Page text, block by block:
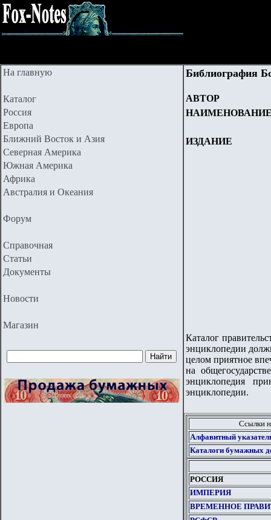
На главную
Каталог
Россия
Европа
Ближний Восток и Азия
Северная Америка
Южная Америка
Африка
Австралия и Океания
Форум
Справочная
Статьи
Документы
Новости
Магазин
Библиография
АВТОР
ИЗДАНИЕ
Каталог
энциклопедии
целом приятное
на
энциклопедия
энциклопедии.
Ссылки
Алфавитный
Каталоги бумажных
РОССИЯ
ИМПЕРИЯ
ВРЕМЕННОЕ